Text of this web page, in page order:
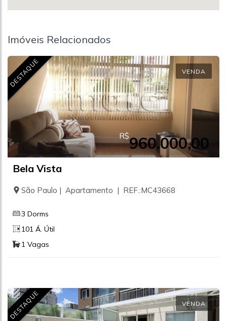
Imóveis Relacionados
DESTAQUE VENDA
R$960.000,00
Bela Vista
São Paulo | Apartamento | REF.:MC43668
3 Dorms
101 Á. Útil
1 Vagas
DESTAQUE VENDA